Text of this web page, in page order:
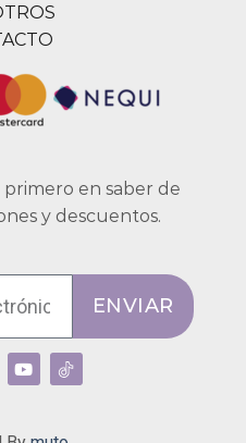
primero en saber de
y descuentos.
ENVIAR